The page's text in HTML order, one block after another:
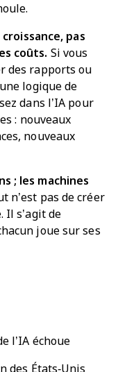
pas
coûts. Si vous
des rapports ou
logique de
dans l’IA pour
: nouveaux
nouveaux
; les machines
n’est pas de créer
Il s’agit de
joue sur ses
l’IA échoue
des États‑Unis